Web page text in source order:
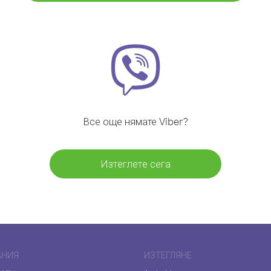
Все още нямате Viber?
Изтеглете сега
ИЗТЕГЛЯНЕ